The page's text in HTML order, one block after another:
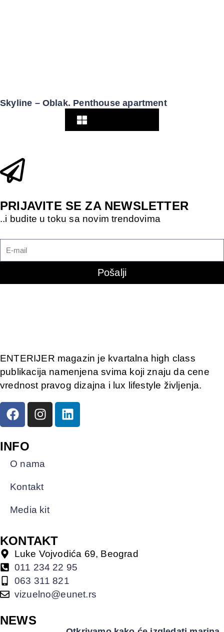
Skyline – Oblak. Penthouse apartment
PRIJAVITE SE ZA NEWSLETTER
..i budite u toku sa novim trendovima
Pošalji
ENTERIJER magazin je kvartalna high class
publikacija namenjena svima koji znaju da cene
vrednost pravog dizajna i lux lifestyle življenja.
INFO
O nama
Kontakt
Media kit
KONTAKT
Luke Vojvodića 69, Beograd
011 234 22 95
063 311 821
vizuelno@eunet.rs
NEWS